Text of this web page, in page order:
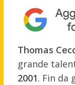
Thomas
grande
2001. Fin da